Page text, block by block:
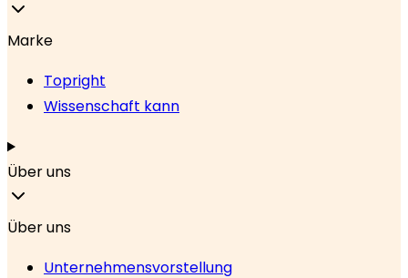
Marke
Topright
Wissenschaft kann
Über uns
Über uns
Unternehmensvorstellung